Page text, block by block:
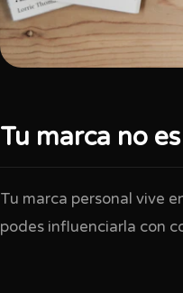
Tu marca no
Tu marca personal vive
podes influenciarla con